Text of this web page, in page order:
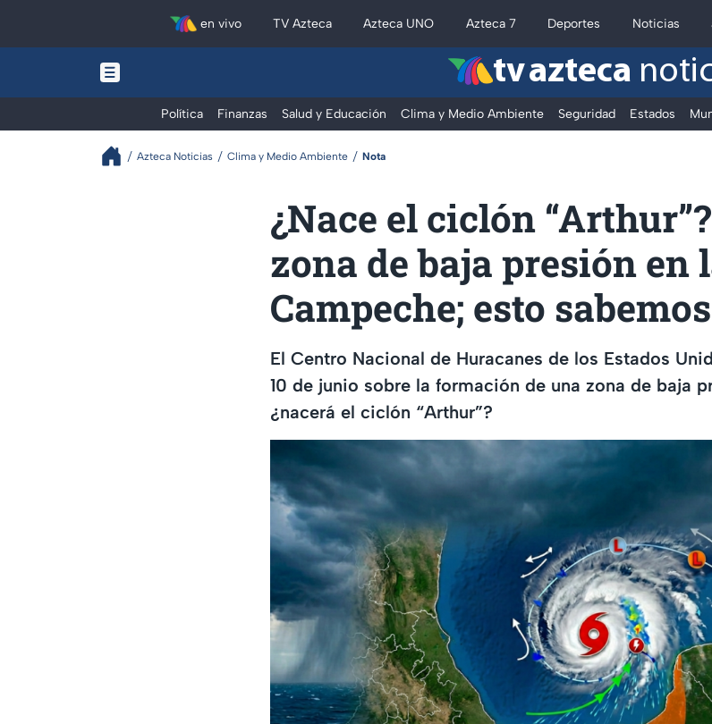
en vivo TV Azteca Azteca UNO Azteca 7 Deportes Noticias
tv azteca
Política Finanzas Salud y Educación Clima y Medio Ambiente Seguridad Estados
Azteca Noticias Clima y Medio Ambiente Nota
¿Nace el ciclón
zona de baja presión en
Campeche; esto sabemos
El Centro Nacional de Huracanes de los Estados
10 de junio sobre la formación de una zona de baja
¿nacerá el ciclón “Arthur”?